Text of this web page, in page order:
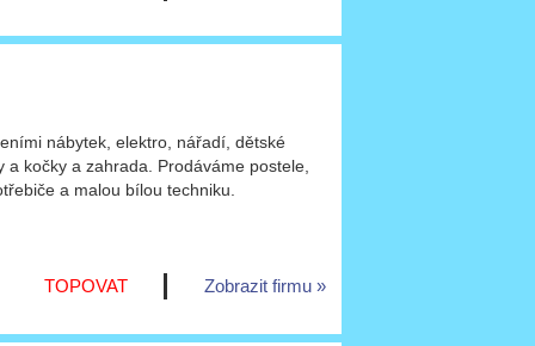
nábytek, elektro, nářadí, dětské
kočky a zahrada. Prodáváme postele,
a malou bílou techniku.
Zobrazit firmu
TOPOVAT